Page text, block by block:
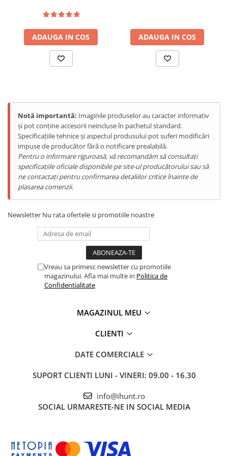
Telefoane Mobile Hotwav
Produse Unihertz
Telefoane Mobile Unihertz
Tablete Blackview
Casti Audio Blackview
Produse Fossibot
Telefoane Mobile Fossibot
Tablete Fossibot
Produse Oukitel
Tablete Oukitel
STATII DE INCARCARE EV
Stații de Încărcare Rezidențiale /
ADAUGA IN COS ADAUGA IN COS
Notă importantă: Imaginile produselor au caracter informativ
și pot conține accesorii neincluse în pachetul standard.
Specificațiile tehnice și aspectul produsului pot suferi modificări
impuse de producător fără o notificare prealabilă.
Pentru o informare riguroasă, vă recomandăm să consultați
specificațiile oficiale disponibile pe site-ul producătorului sau să
ne contactați pentru confirmarea detaliilor critice înainte de
plasarea comenzii.
Newsletter Nu rata ofertele si promotiile noastre
Vreau sa primesc newsletter cu promotiile
magazinului. Afla mai multe in Politica de
Confidentialitate
MAGAZINUL MEU
CLIENTI
DATE COMERCIALE
SUPORT CLIENTI LUNI - VINERI: 09.00 - 16.30
info@ihunt.ro
SOCIAL URMARESTE-NE IN SOCIAL MEDIA